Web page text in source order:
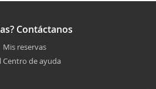
Contáctanos
Mis reservas
Centro de ayuda